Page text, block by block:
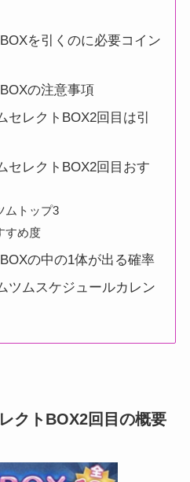
を引くのに必要コイン
の注意事項
セレクトBOX2回目は引
セレクトBOX2回目おす
ムトップ3
すめ度
の中の1体が出る確率
ツムスケジュールカレン
クトBOX2回目の概要